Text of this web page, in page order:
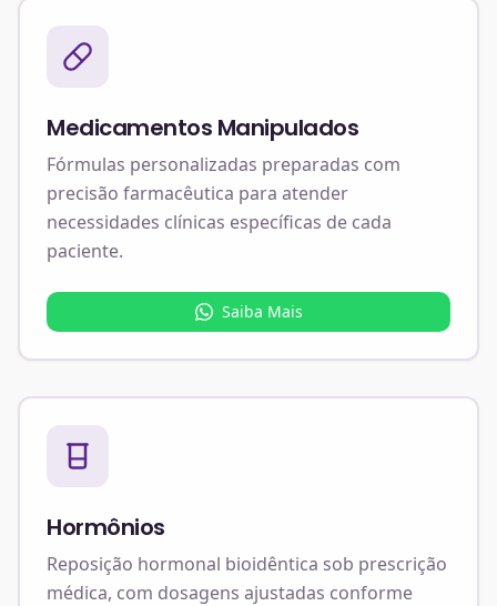
Medicamentos Manipulados
Fórmulas personalizadas preparadas com
precisão farmacêutica para atender
necessidades clínicas específicas de cada
paciente.
Saiba Mais
Hormônios
Reposição hormonal bioidêntica sob prescrição
médica, com dosagens ajustadas conforme